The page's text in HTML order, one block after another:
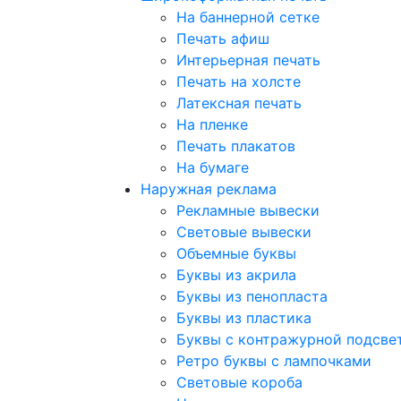
На баннерной сетке
Печать афиш
Интерьерная печать
Печать на холсте
Латексная печать
На пленке
Печать плакатов
На бумаге
Наружная реклама
Рекламные вывески
Световые вывески
Объемные буквы
Буквы из акрила
Буквы из пенопласта
Буквы из пластика
Буквы с контражурной
Ретро буквы с лампочками
Световые короба